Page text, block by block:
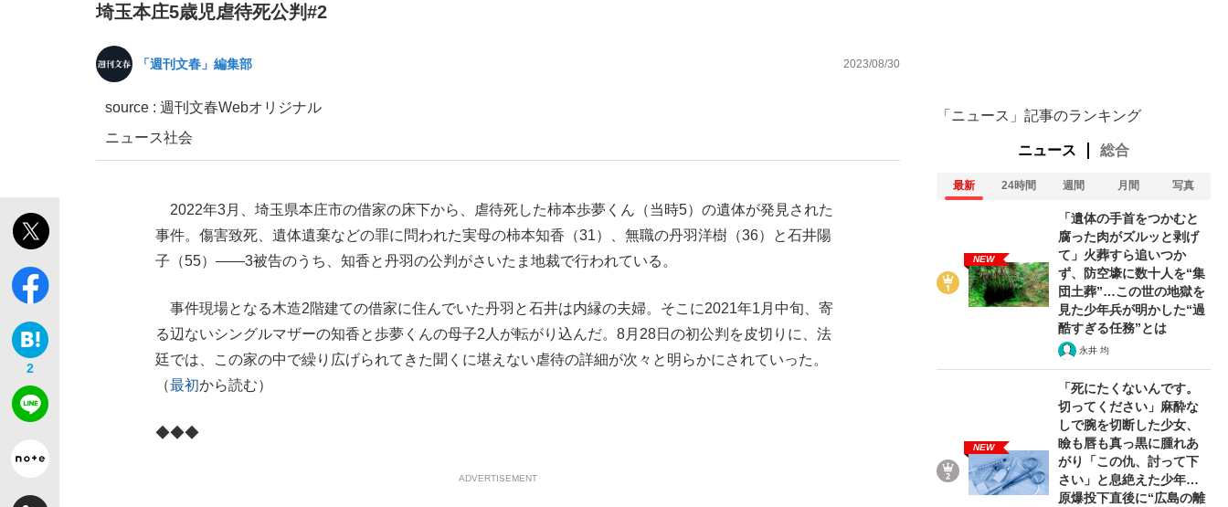
the Style
埼玉本庄5歳児虐待死公判#2
「週刊文春」編集部 2023/08/30
source : 週刊文春Webオリジナル
ニュース社会
2
2022年3月、埼玉県本庄市の借家の床下から、虐待死した柿本歩夢くん（当時5）の遺体が発見された
事件。傷害致死、遺体遺棄などの罪に問われた実母の柿本知香（31）、無職の丹羽洋樹（36）と石井陽
子（55）――3被告のうち、知香と丹羽の公判がさいたま地裁で行われている。
事件現場となる木造2階建ての借家に住んでいた丹羽と石井は内縁の夫婦。そこに2021年1月中旬、寄
る辺ないシングルマザーの知香と歩夢くんの母子2人が転がり込んだ。8月28日の初公判を皮切りに、法
廷では、この家の中で繰り広げられてきた聞くに堪えない虐待の詳細が次々と明らかにされていった。
（最初から読む）
◆◆◆
ADVERTISEMENT
「ニュース」記事のランキング
ニュース 総合
最新 24時間 週間 月間 写真
NEW
「遺体の手首をつかむと
腐った肉がズルッと剥げ
て」火葬すら追いつか
ず、防空壕に数十人を“集
団土葬”…この世の地獄を
見た少年兵が明かした“過
酷すぎる任務”とは
永井 均
NEW
「死にたくないんです。
切ってください」麻酔な
しで腕を切断した少女、
瞼も唇も真っ黒に腫れあ
がり「この仇、討って下
さい」と息絶えた少年…
原爆投下直後に“広島の離